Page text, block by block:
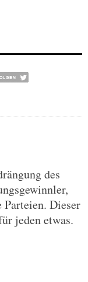
des
Parteien. Dieser
jeden etwas.